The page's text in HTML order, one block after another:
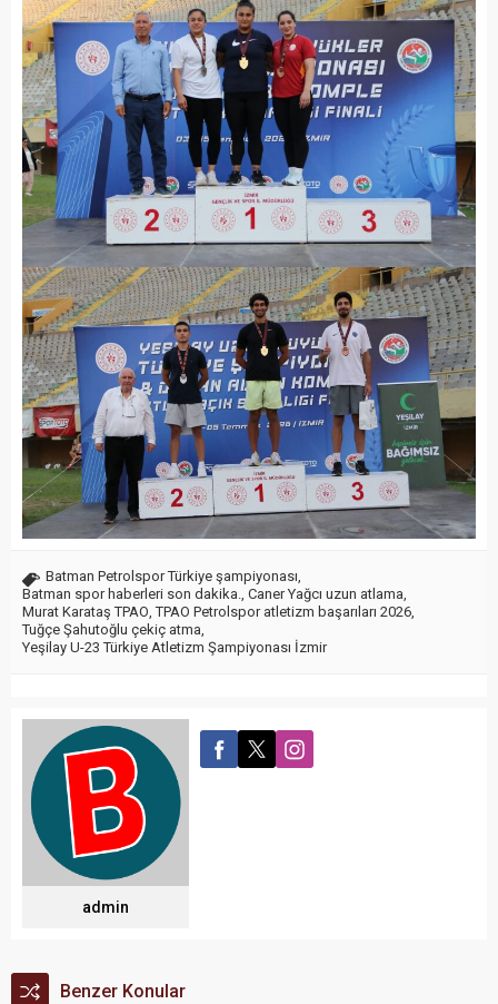
Batman Petrolspor Türkiye şampiyonası,
Batman spor haberleri son dakika., Caner Yağcı uzun atlama,
Murat Karataş TPAO,TPAO Petrolspor atletizm başarıları 2026,
Tuğçe Şahutoğlu çekiç atma,
Yeşilay U-23 Türkiye Atletizm Şampiyonası İzmir
admin
Benzer Konular